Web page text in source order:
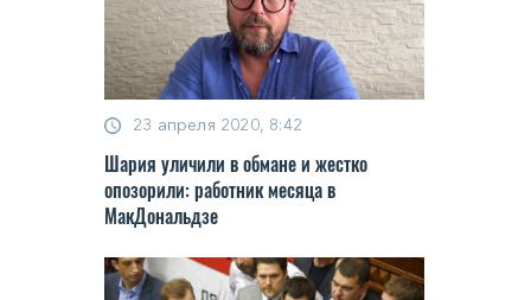
23 апреля 2020, 8:42
Шария уличили в обмане и жестко
опозорили: работник месяца в
МакДональдзе